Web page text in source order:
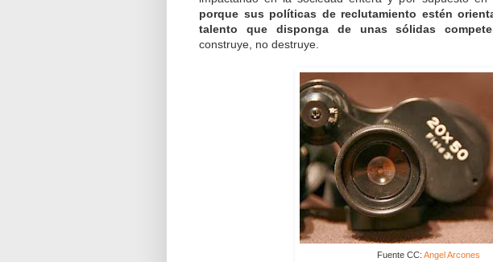
porque sus políticas de reclutamiento estén
talento que disponga de unas sólidas
construye, no destruye.
Fuente CC: Angel Arcones